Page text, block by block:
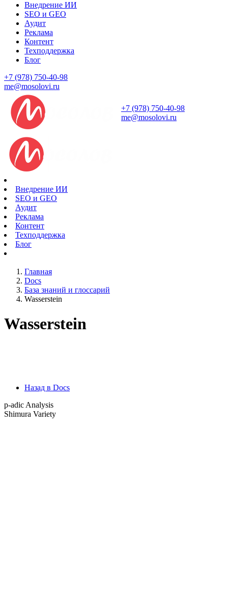
Внедрение ИИ
SEO и GEO
Аудит
Реклама
Контент
Техподдержка
Блог
+7 (978) 750-40-98
me@mosolovi.ru
+7 (978) 750-40-98
me@mosolovi.ru
Внедрение ИИ
SEO и GEO
Аудит
Реклама
Контент
Техподдержка
Блог
Главная
Docs
База знаний и глоссарий
Wasserstein
Wasserstein
Назад в Docs
p-adic Analysis
Shimura Variety